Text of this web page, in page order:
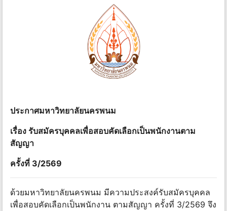
ประกาศมหาวิทยาลัยนครพนม
เรื่อง รับสมัครบุคคลเพื่อสอบคัดเลือกเป็นพนักงานตาม
สัญญา
ครั้งที่ 3/2569
ด้วยมหาวิทยาลัยนครพนม มีความประสงค์รับสมัครบุคคล
เพื่อสอบคัดเลือกเป็นพนักงาน ตามสัญญา ครั้งที่ 3/2569 จึง